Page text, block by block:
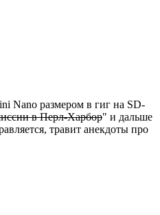
Nano размером в гиг на SD-
в Перл-Харбор" и дальше
травит анекдоты про